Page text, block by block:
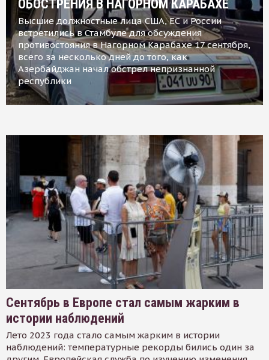
ОБОСТРЕНИЯ В НАГОРНОМ КАРАБАХЕ
Высшие должностные лица США, ЕС и России
встретились в Стамбуле для обсуждения
противостояния в Нагорном Карабахе 17 сентября,
всего за несколько дней до того, как
Азербайджан начал обстрел непризнанной
республики
Сентябрь в Европе стал самым жарким в
истории наблюдений
Лето 2023 года стало самым жарким в истории
наблюдений: температурные рекорды бились один за